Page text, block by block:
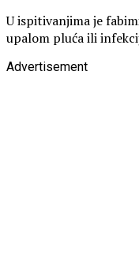
U ispitivanjima je
upalom pluća ili
Advertisement